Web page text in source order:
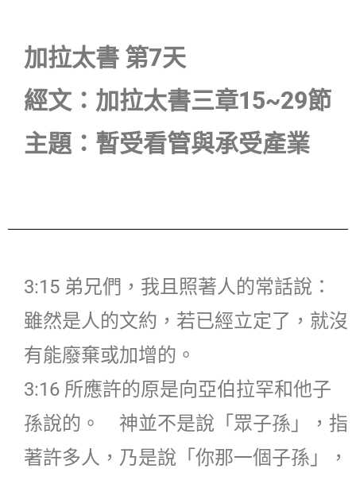
加拉太書 第7天
經文：加拉太書三章15~29節
主題：暫受看管與承受產業
3:15 弟兄們，我且照著人的常話說：
雖然是人的文約，若已經立定了，就沒
有能廢棄或加增的。
3:16 所應許的原是向亞伯拉罕和他子
孫說的。 神並不是說「眾子孫」，指
著許多人，乃是說「你那一個子孫」，